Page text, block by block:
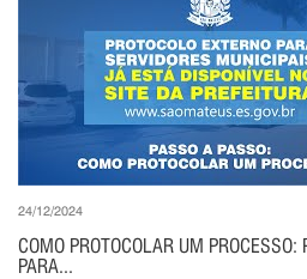
24/12/2024
COMO PROTOCOLAR UM PROCESSO:
PARA...